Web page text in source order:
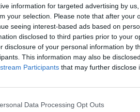
information for targeted advertising by
your selection. Please note that after your
seeing interest-based ads based on
disclosed to third parties prior to your
disclosure of your personal information by
This information may also be
Participants that may further disclose
Data Processing Opt Outs
dhe individët e regjistruar
kanë detyrim për të lëshuar
apo shërbimet që tregtojnë.
“Për faturën dhe sistemin
c). Gjithashtu, ligji nr.
i ndryshuar, në nenin 5,